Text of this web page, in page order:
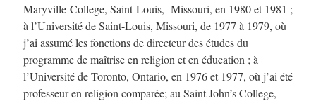
Maryville College, Saint-Louis, Missouri, en 1980 et 1981 ;
à l’Université de Saint-Louis, Missouri, de 1977 à 1979, où
j’ai assumé les fonctions de directeur des études du
programme de maîtrise en religion et en éducation ; à
l’Université de Toronto, Ontario, en 1976 et 1977, où j’ai été
professeur en religion comparée; au Saint John’s College,